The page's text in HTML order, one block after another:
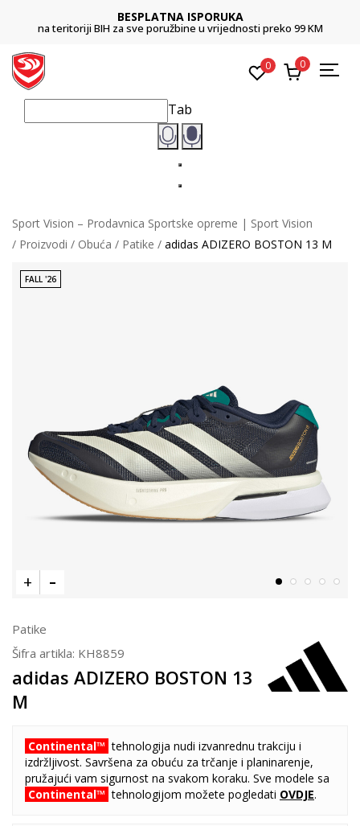
BESPLATNA ISPORUKA
na teritoriji BIH za sve poružbine u vrijednosti preko 99 KM
0 0
Tab
Sport Vision – Prodavnica Sportske opreme | Sport Vision
Proizvodi
Obuća Patike adidas ADIZERO BOSTON 13 M
FALL '26
Patike
Šifra artikla: KH8859
adidas ADIZERO BOSTON 13
M
Continental™ tehnologija nudi izvanrednu trakciju i
izdržljivost. Savršena za obuću za trčanje i planinarenje,
pružajući vam sigurnost na svakom koraku. Sve modele sa
Continental™ tehnologijom možete pogledati OVDJE.